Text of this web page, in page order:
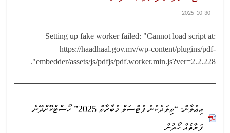
2025-10-30
Setting up fake worker failed: "Cannot load script at:
https://haadhaal.gov.mv/wp-content/plugins/pdf-
embedder/assets/js/pdfjs/pdf.worker.min.js?ver=2.2.228".
އިޢުލާން: “ތިލަދެކުނު ފުޓްސަލް މުބާރާތް 2025” ހޯސްޓްކޮށްދޭނެ
ފަރާތެއް ހޯދުން